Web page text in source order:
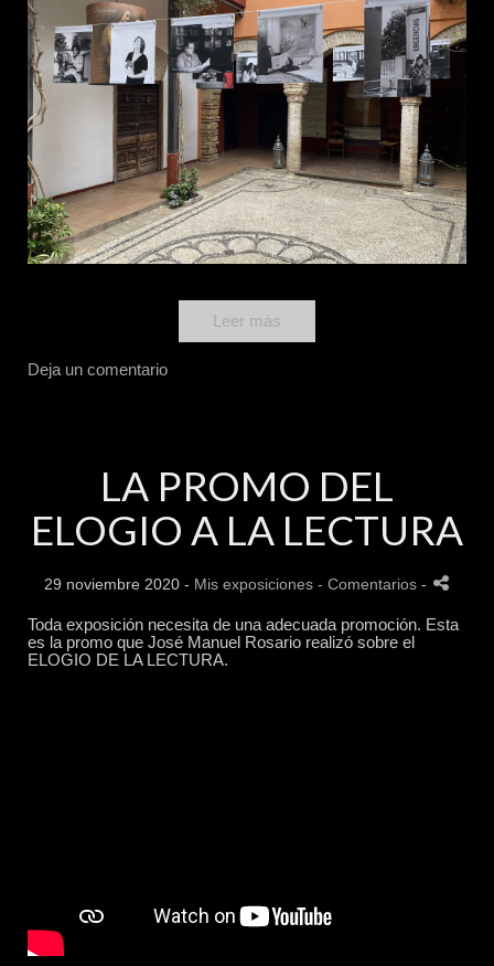
Leer más
Deja un comentario
LA PROMO DEL
ELOGIO A LA LECTURA
29 noviembre 2020 - Mis exposiciones - Comentarios -
Toda exposición necesita de una adecuada promoción. Esta
es la promo que José Manuel Rosario realizó sobre el
ELOGIO DE LA LECTURA.